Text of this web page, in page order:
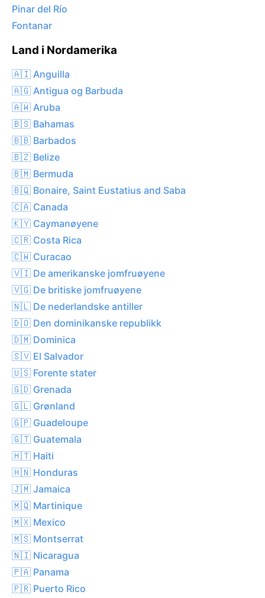
Pinar del Río
Fontanar
Land i Nordamerika
🇦🇮 Anguilla
🇦🇬 Antigua og Barbuda
🇦🇼 Aruba
🇧🇸 Bahamas
🇧🇧 Barbados
🇧🇿 Belize
🇧🇲 Bermuda
🇧🇶 Bonaire, Saint Eustatius and Saba
🇨🇦 Canada
🇰🇾 Caymanøyene
🇨🇷 Costa Rica
🇨🇼 Curacao
🇻🇮 De amerikanske jomfruøyene
🇻🇬 De britiske jomfruøyene
🇳🇱 De nederlandske antiller
🇩🇴 Den dominikanske republikk
🇩🇲 Dominica
🇸🇻 El Salvador
🇺🇸 Forente stater
🇬🇩 Grenada
🇬🇱 Grønland
🇬🇵 Guadeloupe
🇬🇹 Guatemala
🇭🇹 Haiti
🇭🇳 Honduras
🇯🇲 Jamaica
🇲🇶 Martinique
🇲🇽 Mexico
🇲🇸 Montserrat
🇳🇮 Nicaragua
🇵🇦 Panama
🇵🇷 Puerto Rico